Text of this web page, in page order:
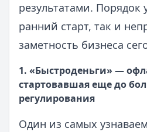
результатами. Порядок
ранний старт, так и
заметность бизнеса
1. «Быстроденьги» —
стартовавшая еще до
регулирования
Один из самых